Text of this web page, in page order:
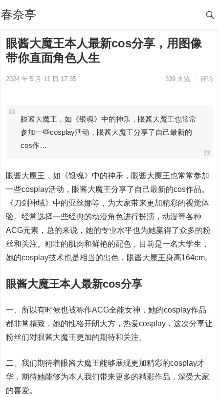
春奈亭
眼酱大魔王本人最新cos分享，用图像
带你直面角色人生
2024 年 5 月 11 日 17:35 339浏览 评论
眼酱大魔王，如《银魂》中的神乐，眼酱大魔王也常常
参加一些cosplay活动，眼酱大魔王分享了自己最新的
cos作…
眼酱大魔王，如《银魂》中的神乐，眼酱大魔王也常常参加
一些cosplay活动，眼酱大魔王分享了自己最新的cos作品。
《刀剑神域》中的亚丝娜等，为大家带来更加精彩的视觉体
验。经常选择一些经典的动漫角色进行扮演，动漫等各种
ACG元素，总的来说，她的专业水平也为她赢得了众多的粉
丝和关注。粗壮的肌肉和鲜艳的配色，目前是一名大学生，
她的cosplay技术也是相当的出色，眼酱大魔王身高164cm。
眼酱大魔王本人最新cos分享
一、所以有时候也被称作ACG全能女神，她的cosplay作品
都非常精致，她的性格开朗大方，热爱cosplay，这次分享让
粉丝们对眼酱大魔王更加的期待和关注。
二、我们期待着眼酱大魔王能够展现更加精彩的cosplay才
华，期待她能够为本人我们带来更多的精彩作品，深受大家
的喜爱。